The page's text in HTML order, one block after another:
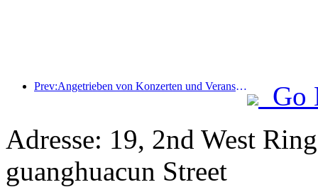
Prev:Angetrieben von Konzerten und Veranstaltungen wird erwartet, dass die Hotelleistung in Hangzhou im März weiter steigt
Go
Adresse: 19, 2nd West
guanghuacun Street